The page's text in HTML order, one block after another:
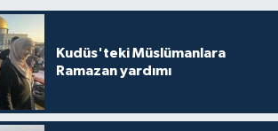
Kudüs'teki Müslümanlara
Ramazan yardımı